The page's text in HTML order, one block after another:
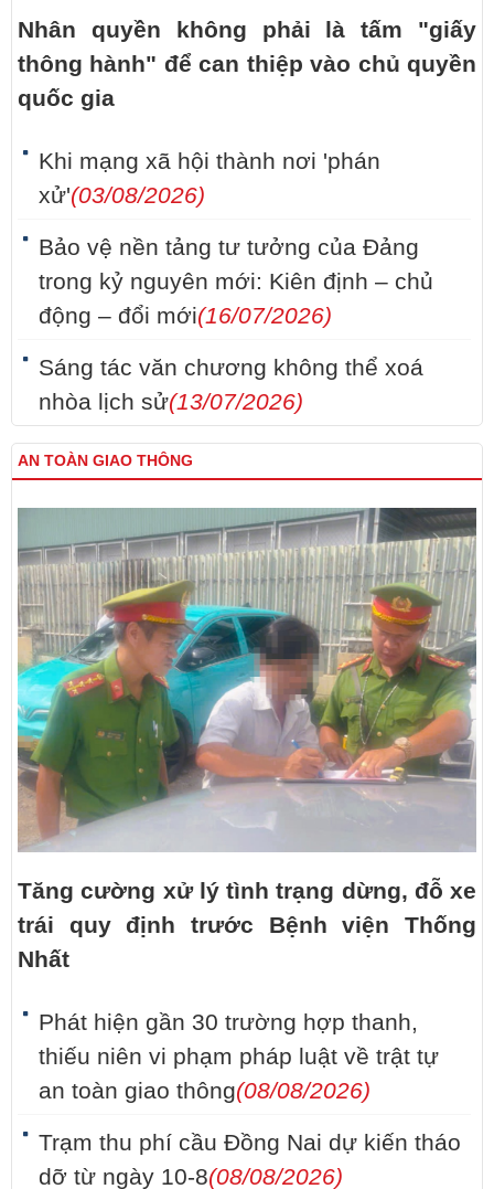
Nhân quyền không phải là tấm "giấy
thông hành" để can thiệp vào chủ quyền
quốc gia
Khi mạng xã hội thành nơi 'phán
xử'(03/08/2026)
Bảo vệ nền tảng tư tưởng của Đảng
trong kỷ nguyên mới: Kiên định – chủ
động – đổi mới(16/07/2026)
Sáng tác văn chương không thể xoá
nhòa lịch sử(13/07/2026)
AN TOÀN GIAO THÔNG
Tăng cường xử lý tình trạng dừng, đỗ xe
trái quy định trước Bệnh viện Thống
Nhất
Phát hiện gần 30 trường hợp thanh,
thiếu niên vi phạm pháp luật về trật tự
an toàn giao thông(08/08/2026)
Trạm thu phí cầu Đồng Nai dự kiến tháo
dỡ từ ngày 10-8(08/08/2026)